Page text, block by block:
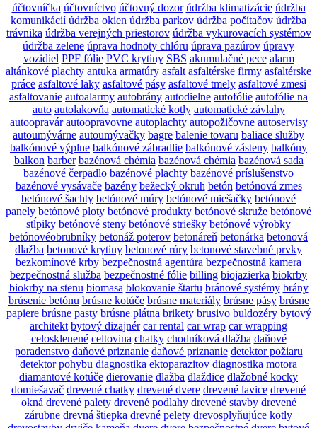
účtovníčka účtovníctvo účtovný dozor údržba klimatizácie údržba
komunikácií údržba okien údržba parkov údržba počítačov údržba
trávnika údržba verejných priestorov údržba vykurovacích systémov
údržba zelene úprava hodnoty chlóru úprava pazúrov úpravy
vozidiel PPF fólie PVC krytiny SBS akumulačné pece alarm
altánkové plachty antuka armatúry asfalt asfaltérske firmy asfaltérske
práce asfaltové laky asfaltové pásy asfaltové tmely asfaltové zmesi
asfaltovanie autoalarmy autobrány autodielne autofólie autofólie na
auto autolakovňa automatické kotly automatické závlahy
autoopravár autoopravovne autoplachty autopožičovne autoservisy
autoumývárne autoumývačky bagre balenie tovaru baliace služby
balkónové výplne balkónové zábradlie balkónové zásteny balkóny
balkon barber bazénová chémia bazénová chémia bazénová sada
bazénové čerpadlo bazénové plachty bazénové príslušenstvo
bazénové vysávače bazény bežecký okruh betón betónová zmes
betónové šachty betónové múry betónové miešačky betónové
panely betónové ploty betónové produkty betónové skruže betónové
stĺpiky betónové steny betónové striešky betónové výrobky
betónovéobrubníky betonáž poterov betonáreň betonárka betonová
dlažba betonové krytiny betonové rúry betonové stavebné prvky
bezkomínové krby bezpečnostná agentúra bezpečnostná kamera
bezpečnostná služba bezpečnostné fólie billing biojazierka biokrby
biokrby na stenu biomasa blokovanie štartu bránové systémy brány
brúsenie betónu brúsne kotúče brúsne materiály brúsne pásy brúsne
papiere brúsne pasty brúsne plátna brikety brusivo buldozéry bytový
architekt bytový dizajnér car rental car wrap car wrapping
celosklenené celtovina chatky chodníková dlažba daňové
poradenstvo daňové priznanie daňové priznanie detektor požiaru
detektor pohybu diagnostika ektoparazitov diagnostika motora
diamantové kotúče dierovanie dlažba dlaždice dlažobné kocky
domiešavač drevené chatky drevené dvere drevené lavice drevené
okná drevené palety drevené podlahy drevené stavby drevené
zárubne drevná štiepka drevné pelety drevosplyňujúce kotly